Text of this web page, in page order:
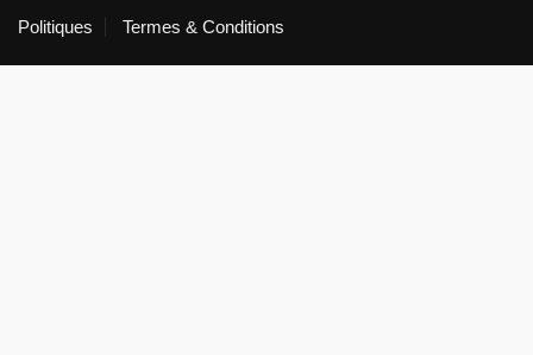
Politiques Termes & Conditions